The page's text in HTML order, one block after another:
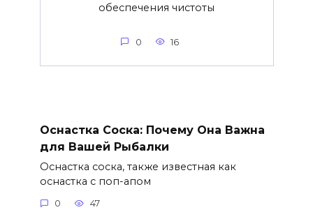
обеспечения чистоты
0 16
Оснастка Соска: Почему Она Важна
для Вашей Рыбалки
Оснастка соска, также известная как
оснастка с поп-апом
0 47